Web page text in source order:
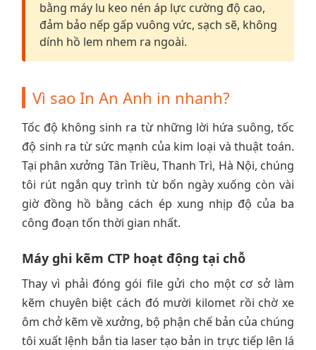
bằng máy lu keo nén áp lực cường độ cao,
đảm bảo nếp gấp vuông vức, sạch sẽ, không
dính hồ lem nhem ra ngoài.
Vì sao In An Anh in nhanh?
Tốc độ không sinh ra từ những lời hứa suông, tốc
độ sinh ra từ sức mạnh của kim loại và thuật toán.
Tại phân xưởng Tân Triều, Thanh Trì, Hà Nội, chúng
tôi rút ngắn quy trình từ bốn ngày xuống còn vài
giờ đồng hồ bằng cách ép xung nhịp độ của ba
công đoạn tốn thời gian nhất.
Máy ghi kẽm CTP hoạt động tại chỗ
Thay vì phải đóng gói file gửi cho một cơ sở làm
kẽm chuyên biệt cách đó mười kilomet rồi chờ xe
ôm chở kẽm về xưởng, bộ phận chế bản của chúng
tôi xuất lệnh bắn tia laser tạo bản in trực tiếp lên lá